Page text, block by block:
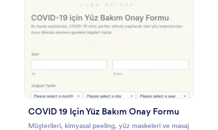
COVID 19 Için Yüz Bakım Onay Formu
Müşterileri, kimyasal peeling, yüz maskeleri ve masaj